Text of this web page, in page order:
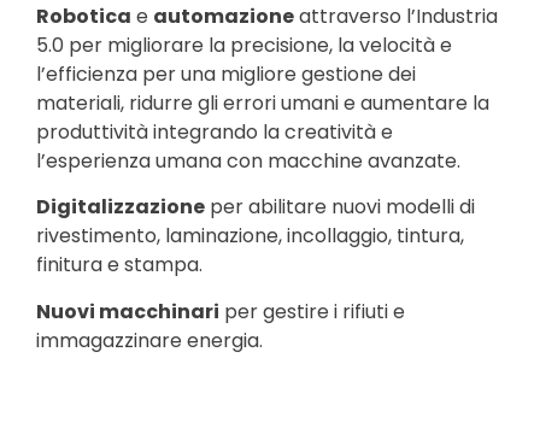
Robotica e automazioneattraverso l’Industria
5.0 per migliorare la precisione, la velocità e
l’efficienza per una migliore gestione dei
materiali, ridurre gli errori umani e aumentare la
produttività integrando la creatività e
l’esperienza umana con macchine avanzate.
Digitalizzazione per abilitare nuovi modelli di
rivestimento, laminazione, incollaggio, tintura,
finitura e stampa.
Nuovi macchinari per gestire i rifiuti e
immagazzinare energia.